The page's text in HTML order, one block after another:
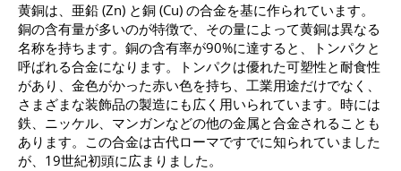
黄銅は、亜鉛 (Zn) と銅 (Cu) の合金を基に作られています。
銅の含有量が多いのが特徴で、その量によって黄銅は異なる
名称を持ちます。銅の含有率が90%に達すると、トンパクと
呼ばれる合金になります。トンパクは優れた可塑性と耐食性
があり、金色がかった赤い色を持ち、工業用途だけでなく、
さまざまな装飾品の製造にも広く用いられています。時には
鉄、ニッケル、マンガンなどの他の金属と合金されることも
あります。この合金は古代ローマですでに知られていました
が、19世紀初頭に広まりました。